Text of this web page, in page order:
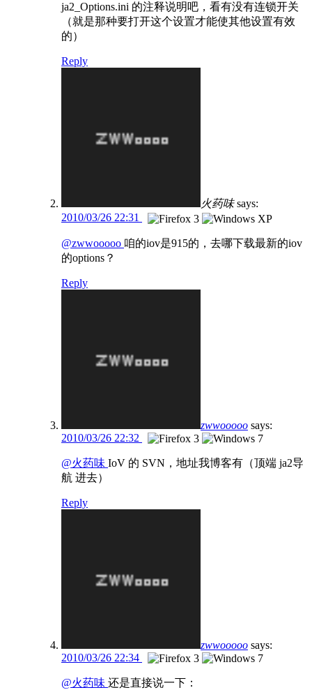
ja2_Options.ini 的注释说明吧，看有没有连锁开关
（就是那种要打开这个设置才能使其他设置有效
的）
Reply
火药味 says:
2010/03/26 22:31
@zwwooooo 咱的iov是915的，去哪下载最新的iov
的options？
Reply
zwwooooo says:
2010/03/26 22:32
@火药味 IoV 的 SVN，地址我博客有（顶端 ja2导
航 进去）
Reply
zwwooooo says:
2010/03/26 22:34
@火药味 还是直接说一下：